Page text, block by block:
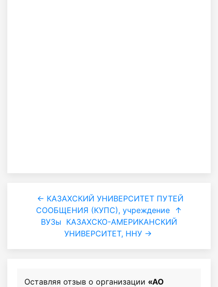
← КАЗАХСКИЙ УНИВЕРСИТЕТ ПУТЕЙ
СООБЩЕНИЯ (КУПС), учреждение ↑
ВУЗы КАЗАХСКО-АМЕРИКАНСКИЙ
УНИВЕРСИТЕТ, ННУ →
Оставляя отзыв о организации «АО